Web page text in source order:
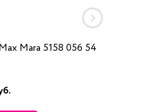
Mara 5158 056 54